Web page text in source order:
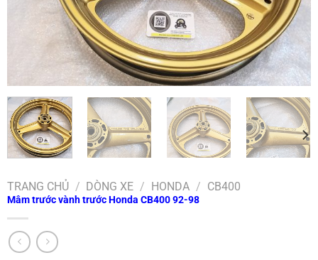
TRANG CHỦ / DÒNG XE / HONDA / CB400
Mâm trước vành trước Honda CB400 92-98